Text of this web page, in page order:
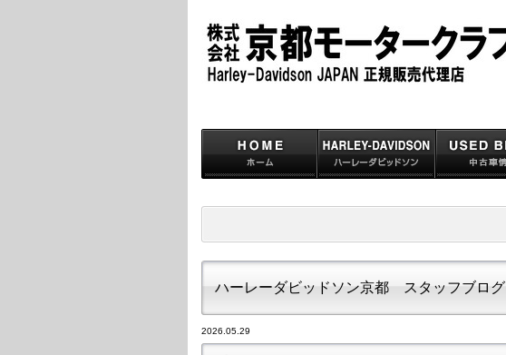
ハーレーダビッドソン京都 スタッフブログ
2026.05.29